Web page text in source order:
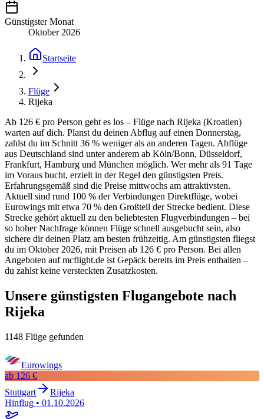
Günstigster Monat
Oktober 2026
Startseite
Flüge
Rijeka
Ab 126 € pro Person geht es los – Flüge nach Rijeka (Kroatien)
warten auf dich. Planst du deinen Abflug auf einen Donnerstag,
zahlst du im Schnitt 36 % weniger als an anderen Tagen. Abflüge
aus Deutschland sind unter anderem ab Köln/Bonn, Düsseldorf,
Frankfurt, Hamburg und München möglich. Wer mehr als 91 Tage
im Voraus bucht, erzielt in der Regel den günstigsten Preis.
Erfahrungsgemäß sind die Preise mittwochs am attraktivsten.
Aktuell sind rund 100 % der Verbindungen Direktflüge, wobei
Eurowings mit etwa 70 % den Großteil der Strecke bedient. Diese
Strecke gehört aktuell zu den beliebtesten Flugverbindungen – bei
so hoher Nachfrage können Flüge schnell ausgebucht sein, also
sichere dir deinen Platz am besten frühzeitig. Am günstigsten fliegst
du im Oktober 2026, mit Preisen ab 126 € pro Person. Bei allen
Angeboten auf mcflight.de ist Gepäck bereits im Preis enthalten –
du zahlst keine versteckten Zusatzkosten.
Unsere günstigsten Flugangebote nach
Rijeka
1148 Flüge gefunden
Eurowings
ab 126 €
Stuttgart
Rijeka
Hinflug • 01.10.2026